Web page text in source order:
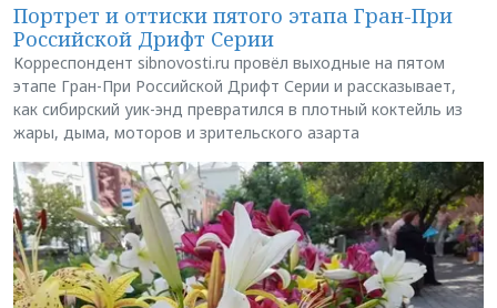
Портрет и оттиски пятого этапа Гран-При
Российской Дрифт Серии
Корреспондент sibnovosti.ru провёл выходные на пятом
этапе Гран-При Российской Дрифт Серии и рассказывает,
как сибирский уик-энд превратился в плотный коктейль из
жары, дыма, моторов и зрительского азарта